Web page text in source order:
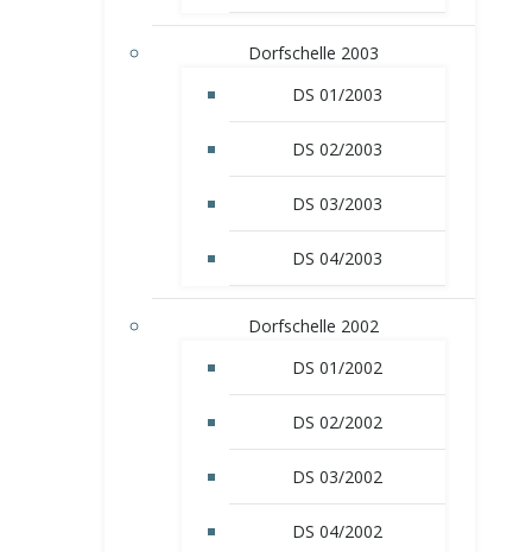
Dorfschelle 2003
DS 01/2003
DS 02/2003
DS 03/2003
DS 04/2003
Dorfschelle 2002
DS 01/2002
DS 02/2002
DS 03/2002
DS 04/2002